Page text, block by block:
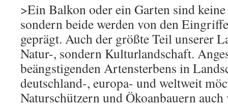
>Ein Balkon oder ein Garten sind
sondern beide werden von den
geprägt. Auch der größte Teil unserer
Natur-, sondern Kulturlandschaft.
beängstigenden Artensterbens in
deutschland-, europa- und weltweit
Naturschützern und Ökoanbauern